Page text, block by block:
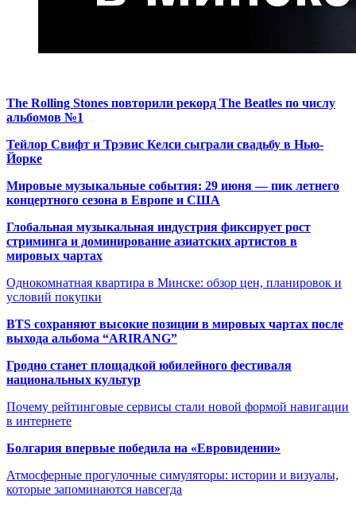
The Rolling Stones повторили рекорд The Beatles по числу
альбомов №1
Тейлор Свифт и Трэвис Келси сыграли свадьбу в Нью-
Йорке
Мировые музыкальные события: 29 июня — пик летнего
концертного сезона в Европе и США
Глобальная музыкальная индустрия фиксирует рост
стриминга и доминирование азиатских артистов в
мировых чартах
Однокомнатная квартира в Минске: обзор цен, планировок и
условий покупки
BTS сохраняют высокие позиции в мировых чартах после
выхода альбома “ARIRANG”
Гродно станет площадкой юбилейного фестиваля
национальных культур
Почему рейтинговые сервисы стали новой формой навигации
в интернете
Болгария впервые победила на «Евровидении»
Атмосферные прогулочные симуляторы: истории и визуалы,
которые запоминаются навсегда